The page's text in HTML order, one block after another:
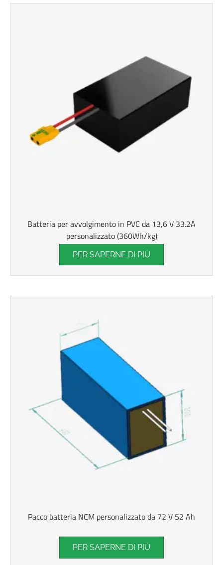
Batteria per avvolgimento in PVC da 13,6 V 33.2A
personalizzato (360Wh/kg)
PER SAPERNE DI PIÙ
Pacco batteria NCM personalizzato da 72 V 52 Ah
PER SAPERNE DI PIÙ